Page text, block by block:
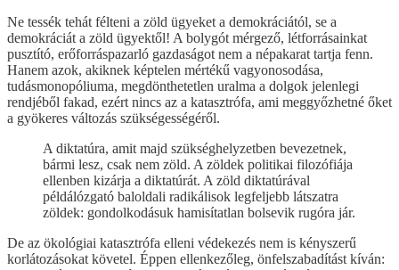
Ne tessék tehát félteni a zöld ügyeket a demokráciától, se a
demokráciát a zöld ügyektől! A bolygót mérgező, létforrásainkat
pusztító, erőforráspazarló gazdaságot nem a népakarat tartja fenn.
Hanem azok, akiknek képtelen mértékű vagyonosodása,
tudásmonopóliuma, megdönthetetlen uralma a dolgok jelenlegi
rendjéből fakad, ezért nincs az a katasztrófa, ami meggyőzhetné őket
a gyökeres változás szükségességéről.
A diktatúra, amit majd szükséghelyzetben bevezetnek,
bármi lesz, csak nem zöld. A zöldek politikai filozófiája
ellenben kizárja a diktatúrát. A zöld diktatúrával
példálózgató baloldali radikálisok legfeljebb látszatra
zöldek: gondolkodásuk hamisítatlan bolsevik rugóra jár.
De az ökológiai katasztrófa elleni védekezés nem is kényszerű
korlátozásokat követel. Éppen ellenkezőleg, önfelszabadítást kíván: